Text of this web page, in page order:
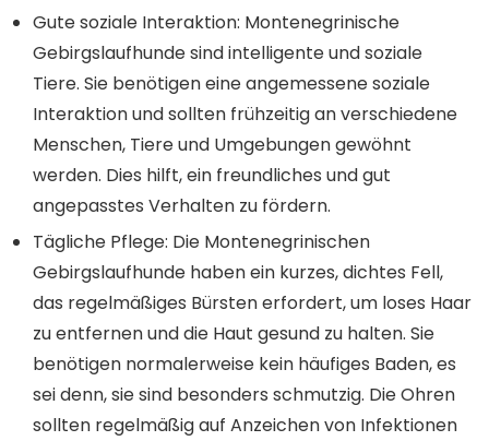
Gute soziale Interaktion: Montenegrinische
Gebirgslaufhunde sind intelligente und soziale
Tiere. Sie benötigen eine angemessene soziale
Interaktion und sollten frühzeitig an verschiedene
Menschen, Tiere und Umgebungen gewöhnt
werden. Dies hilft, ein freundliches und gut
angepasstes Verhalten zu fördern.
Tägliche Pflege: Die Montenegrinischen
Gebirgslaufhunde haben ein kurzes, dichtes Fell,
das regelmäßiges Bürsten erfordert, um loses Haar
zu entfernen und die Haut gesund zu halten. Sie
benötigen normalerweise kein häufiges Baden, es
sei denn, sie sind besonders schmutzig. Die Ohren
sollten regelmäßig auf Anzeichen von Infektionen